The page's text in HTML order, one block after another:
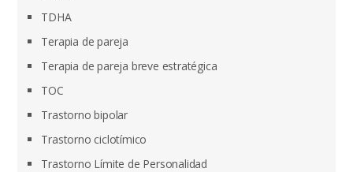
TDHA
Terapia de pareja
Terapia de pareja breve estratégica
TOC
Trastorno bipolar
Trastorno ciclotímico
Trastorno Límite de Personalidad